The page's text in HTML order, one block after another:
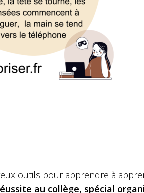
outils pour apprendre à
au collège, spécial